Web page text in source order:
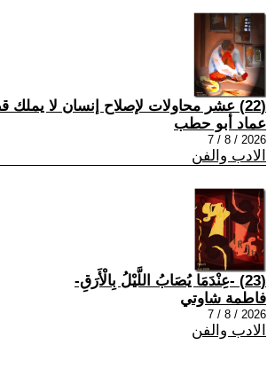
(22) عشر محاولات لإصلاح إنسان لا يملك قطع الغيار
عماد أبو حطب
2026 / 8 / 7
الادب والفن
(23) -عِنْدَمَا يُصَابُ اللَّيْلُ بِالْأَرَقِ-
فاطمة شاوتي
2026 / 8 / 7
الادب والفن